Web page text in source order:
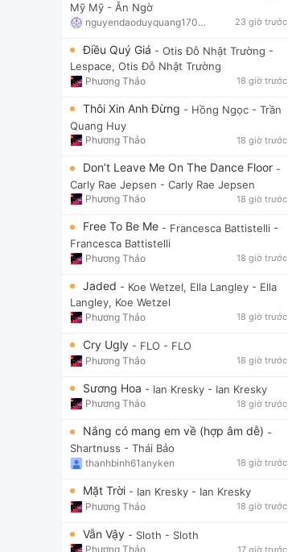
Mỹ Mỹ - Ân Ngờ
nguyendaoduyquang17021 23 giờ trước
Điều Quý Giá - Otis Đỗ Nhật Trường -
Lespace, Otis Đỗ Nhật Trường
Phương Thảo 18 giờ trước
Thôi Xin Anh Đừng - Hồng Ngọc - Trần
Quang Huy
Phương Thảo 18 giờ trước
Don’t Leave Me On The Dance Floor -
Carly Rae Jepsen - Carly Rae Jepsen
Phương Thảo 18 giờ trước
Free To Be Me - Francesca Battistelli -
Francesca Battistelli
Phương Thảo 18 giờ trước
Jaded - Koe Wetzel, Ella Langley - Ella
Langley, Koe Wetzel
Phương Thảo 18 giờ trước
Cry Ugly - FLO - FLO
Phương Thảo 18 giờ trước
Sương Hoa - Ian Kresky - Ian Kresky
Phương Thảo 18 giờ trước
Nắng có mang em về (hợp âm dễ) -
Shartnuss - Thái Bảo
thanhbinh61anyken 18 giờ trước
Mặt Trời - Ian Kresky - Ian Kresky
Phương Thảo 18 giờ trước
Vẫn Vậy - Sloth - Sloth
Phương Thảo 17 giờ trước